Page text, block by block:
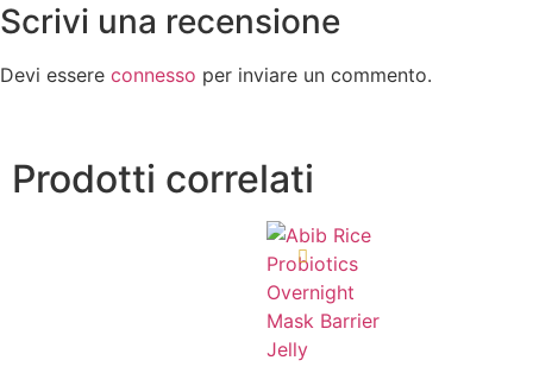
Scrivi una recensione
Devi essere connesso per inviare un commento.
Prodotti correlati